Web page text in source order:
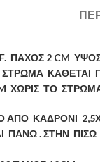
ΠΑΧΟΣ 2 CM
ΚΑΘΕΤΑΙ
ΧΩΡΙΣ ΤΟ
ΚΑΔΡΟΝΙ
ΠΑΝΩ . ΣΤΗΝ